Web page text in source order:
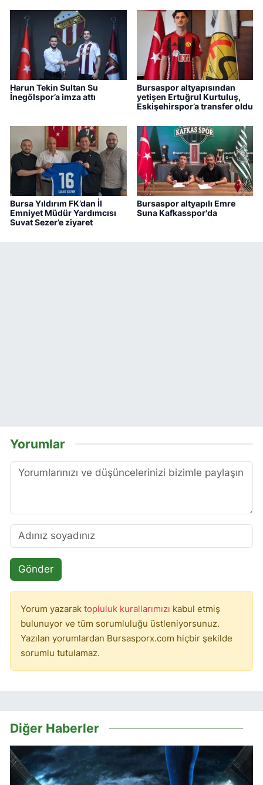
Harun Tekin Sultan Su
İnegölspor’a imza attı
Bursaspor altyapısından
yetişen Ertuğrul Kurtuluş,
Eskişehirspor’a transfer oldu
Bursa Yıldırım FK’dan İl
Emniyet Müdür Yardımcısı
Suvat Sezer’e ziyaret
Bursaspor altyapılı Emre
Suna Kafkasspor'da
Yorumlar
Gönder
Yorum yazarak topluluk kurallarımızı kabul etmiş
bulunuyor ve tüm sorumluluğu üstleniyorsunuz.
Yazılan yorumlardan Bursasporx.com hiçbir şekilde
sorumlu tutulamaz.
Diğer Haberler